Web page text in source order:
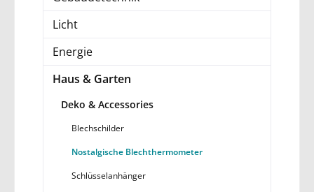
Licht
Energie
Haus & Garten
Deko & Accessories
Blechschilder
Nostalgische Blechthermometer
Schlüsselanhänger